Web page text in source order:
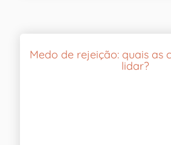
Medo de rejeição: quais as
lidar?